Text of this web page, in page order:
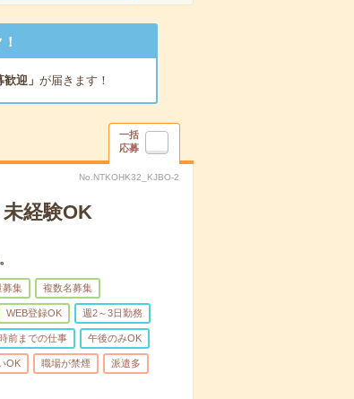
迎」 が届きます！
一括
応募
No.NTKOHK32_KJBO-2
経験OK
募集 複数名募集
WEB登録OK 週2～3日勤務
前までの仕事 午後のみOK
OK 職場が禁煙 派遣多